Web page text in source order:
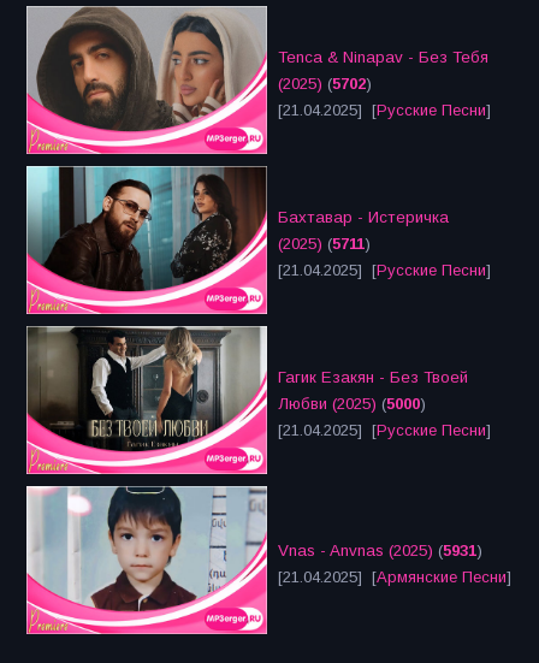
Tenca & Ninapav - Без Тебя
(2025) (5702)
[21.04.2025] [Русские Песни]
Бахтавар - Истеричка
(2025) (5711)
[21.04.2025] [Русские Песни]
Гагик Езакян - Без Твоей
Любви (2025) (5000)
[21.04.2025] [Русские Песни]
Vnas - Anvnas (2025) (5931)
[21.04.2025] [Армянские Песни]